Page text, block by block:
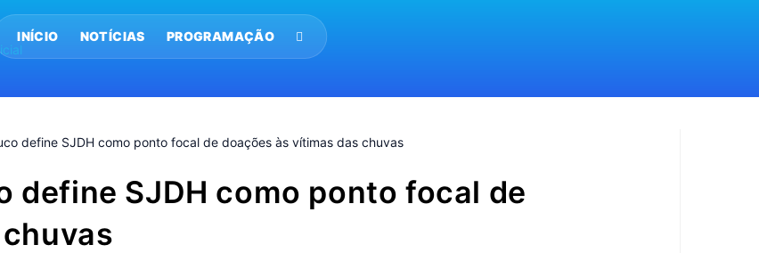
INÍCIO NOTÍCIAS PROGRAMAÇÃO
define SJDH como ponto focal de